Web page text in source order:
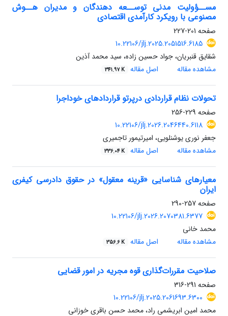
مســؤولیت مدنی توســعه دهندگان و مدیران هــوش
مصنوعی با رویکرد کارآمدی اقتصادی
صفحه 201-227
10.22106/jlj.2025.2051516.6185
شقایق قنبریان، جواد حسین زاده، سید محمد آذین
مشاهده مقاله
اصل مقاله 341.97 K
تحولات نظام قراردادی درپرتو قراردادهای خوداجرا
صفحه 229-256
10.22106/jlj.2026.2046440.6118
جعفر نوری یوشنلویی، امیرتیمور تاجمیری
مشاهده مقاله
اصل مقاله 336.04 K
معیارهای شناسایی «قرینه معقول» در حقوق دادرسی کیفری
ایران
صفحه257-290
10.22106/jlj.2026.2070381.6377
محمد خانی
مشاهده مقاله
اصل مقاله 356.6 K
صلاحیت مقررات‌گذاری قوه مجریه در امور قضایی
صفحه 291-316
10.22106/jlj.2025.2061693.6300
محمد امین ابریشمی راد، محمد حسن باقری خوزانی